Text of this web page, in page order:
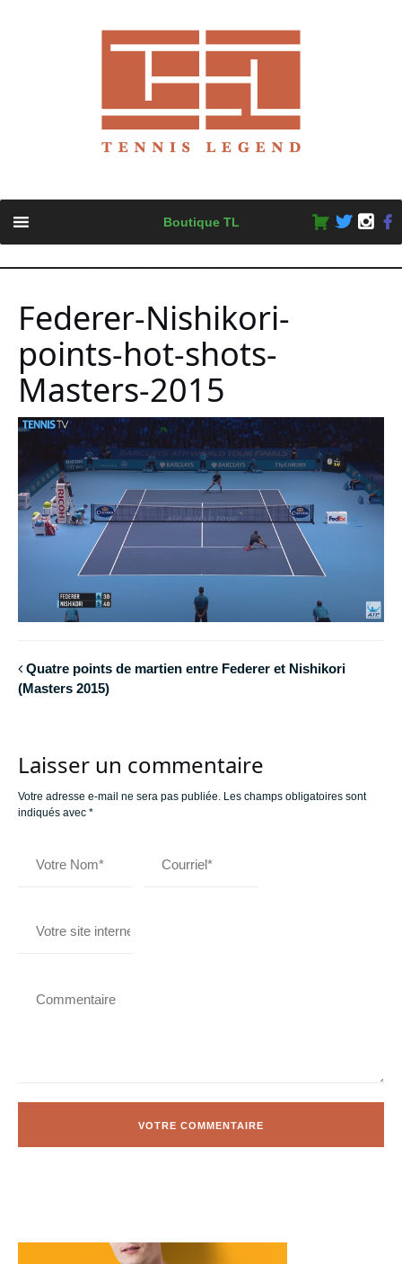
content
Boutique TL
Federer-Nishikori-
points-hot-shots-
Masters-2015
Quatre points de martien entre Federer et Nishikori
(Masters 2015)
Laisser un commentaire
Votre adresse e-mail ne sera pas publiée. Les champs obligatoires sont
indiqués avec *